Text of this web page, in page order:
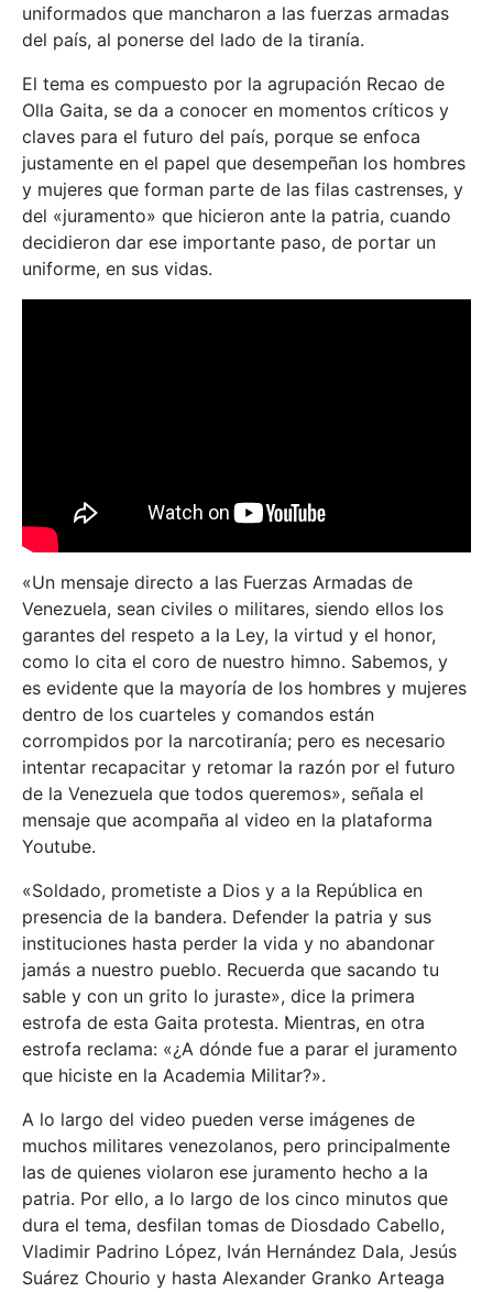
uniformados que mancharon a las fuerzas armadas
del país, al ponerse del lado de la tiranía.
El tema es compuesto por la agrupación Recao de
Olla Gaita, se da a conocer en momentos críticos y
claves para el futuro del país, porque se enfoca
justamente en el papel que desempeñan los hombres
y mujeres que forman parte de las filas castrenses, y
del «juramento» que hicieron ante la patria, cuando
decidieron dar ese importante paso, de portar un
uniforme, en sus vidas.
«Un mensaje directo a las Fuerzas Armadas de
Venezuela, sean civiles o militares, siendo ellos los
garantes del respeto a la Ley, la virtud y el honor,
como lo cita el coro de nuestro himno. Sabemos, y
es evidente que la mayoría de los hombres y mujeres
dentro de los cuarteles y comandos están
corrompidos por la narcotiranía; pero es necesario
intentar recapacitar y retomar la razón por el futuro
de la Venezuela que todos queremos», señala el
mensaje que acompaña al video en la plataforma
Youtube.
«Soldado, prometiste a Dios y a la República en
presencia de la bandera. Defender la patria y sus
instituciones hasta perder la vida y no abandonar
jamás a nuestro pueblo. Recuerda que sacando tu
sable y con un grito lo juraste», dice la primera
estrofa de esta Gaita protesta. Mientras, en otra
estrofa reclama: «¿A dónde fue a parar el juramento
que hiciste en la Academia Militar?».
A lo largo del video pueden verse imágenes de
muchos militares venezolanos, pero principalmente
las de quienes violaron ese juramento hecho a la
patria. Por ello, a lo largo de los cinco minutos que
dura el tema, desfilan tomas de Diosdado Cabello,
Vladimir Padrino López, Iván Hernández Dala, Jesús
Suárez Chourio y hasta Alexander Granko Arteaga